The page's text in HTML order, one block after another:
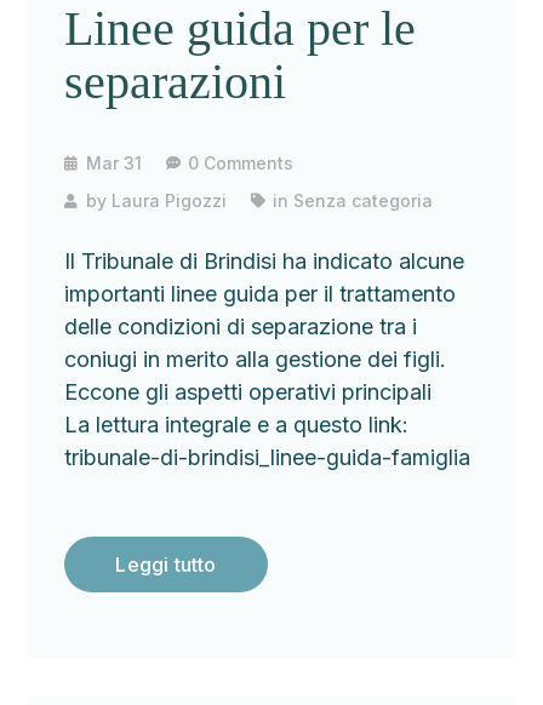
Linee guida per le
separazioni
Mar 31
0 Comments
by Laura Pigozzi in Senza categoria
Il Tribunale di Brindisi ha indicato alcune
importanti linee guida per il trattamento
delle condizioni di separazione tra i
coniugi in merito alla gestione dei figli.
Eccone gli aspetti operativi principali
La lettura integrale e a questo link:
tribunale-di-brindisi_linee-guida-famiglia
Leggi tutto